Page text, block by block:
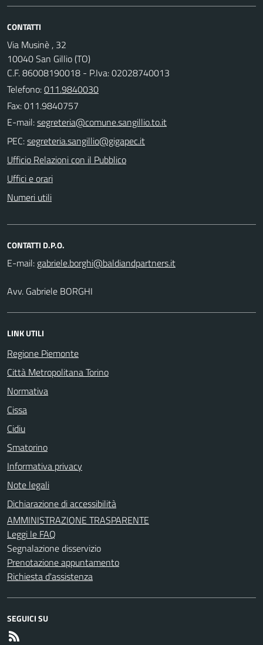
CONTATTI
Via Musinè , 32
10040 San Gillio (TO)
C.F. 86008190018 - P.Iva: 02028740013
Telefono:011.9840030
Fax: 011.9840757
E-mail:
PEC:
Ufficio Relazioni con il Pubblico
Uffici e orari
Numeri utili
CONTATTI D.P.O.
E-mail:
Avv. Gabriele BORGHI
LINK UTILI
Regione Piemonte
Città Metropolitana Torino
Normativa
Cissa
Cidiu
Smatorino
Informativa privacy
Note legali
Dichiarazione di accessibilità
AMMINISTRAZIONE TRASPARENTE
Leggi le FAQ
Segnalazione disservizio
Prenotazione appuntamento
Richiesta d'assistenza
SEGUICI SU